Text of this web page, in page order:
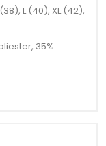
L (40), XL (42),
35%